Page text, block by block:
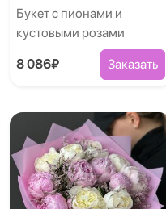
Букет с пионами и
кустовыми розами
8 086₽ Заказать